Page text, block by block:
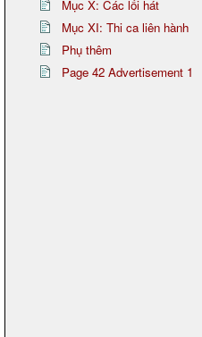
Mục X: Các lối hát
Mục XI: Thi ca liên hành
Phụ thêm
Page 42 Advertisement 1